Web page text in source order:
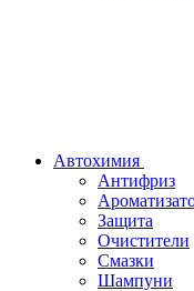
Автохимия
Антифриз
Защита
Очистители
Смазки
Шампуни